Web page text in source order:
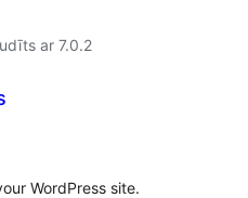
ar 7.0.2
WordPress site.